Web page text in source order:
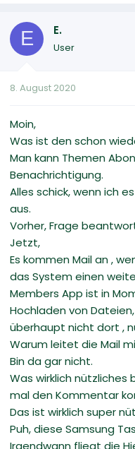
E E.
User
8. August 2020
Moin,
Was ist den schon
Man kann Themen
Benachrichtigung.
Alles schick, wenn ich
aus.
Vorher, Frage
Jetzt,
Es kommen Mail an ,
das System einen
Members App ist in
Hochladen von
überhaupt nicht dort ,
Warum leitet die Mail
Bin da gar nicht.
Was wirklich nützliches
mal den Kommentar
Das ist wirklich super
Puh, diese Samsung
Irgendwann fliegt die